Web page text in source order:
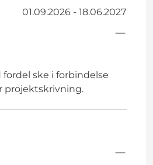
01.09.2026 - 18.06.2027
ske i forbindelse
projektskrivning.